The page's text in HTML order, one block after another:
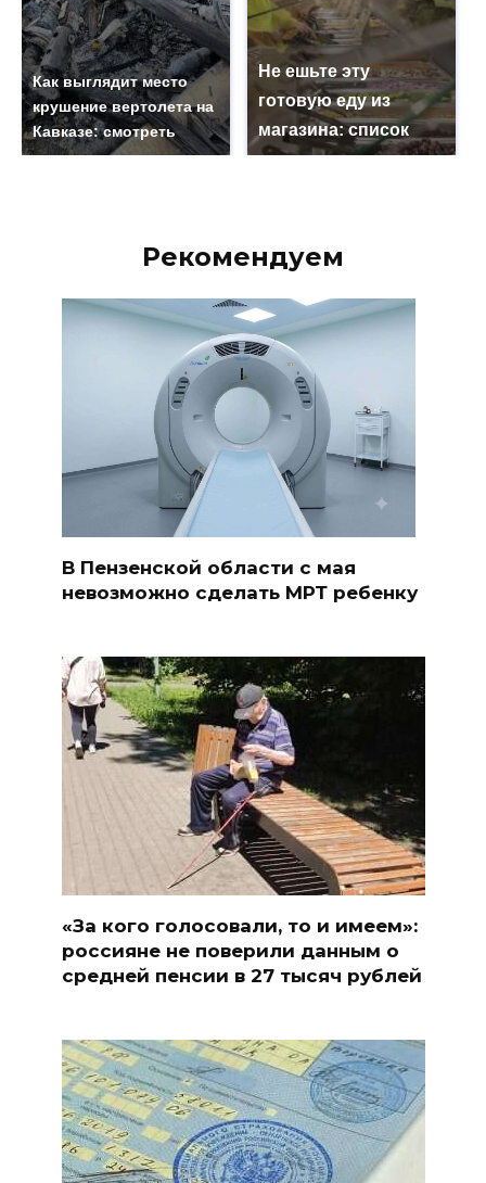
Как выглядит место
крушение вертолета на
Кавказе: смотреть
Не ешьте эту
готовую еду из
магазина: список
Рекомендуем
В Пензенской области с мая
невозможно сделать МРТ ребенку
«За кого голосовали, то и имеем»:
россияне не поверили данным о
средней пенсии в 27 тысяч рублей